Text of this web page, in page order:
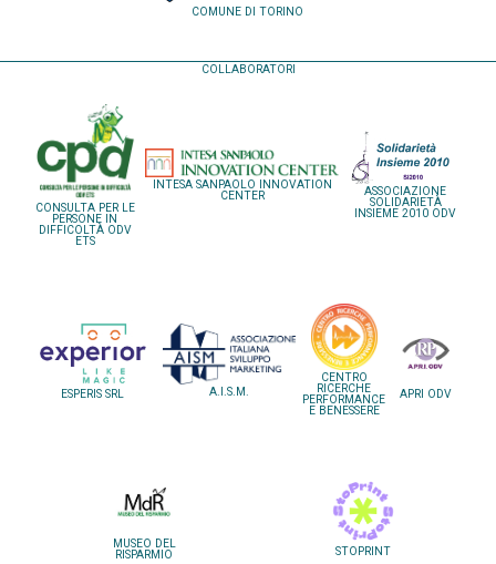
COMUNE DI TORINO
COLLABORATORI
CONSULTA PER LE
PERSONE IN
DIFFICOLTÀ ODV
ETS
INTESA SANPAOLO INNOVATION
CENTER ASSOCIAZIONE
SOLIDARIETÀ
INSIEME 2010 ODV
ESPERIS SRL A.I.S.M.
CENTRO
RICERCHE
PERFORMANCE
E BENESSERE
APRI ODV
MUSEO DEL
RISPARMIO STOPRINT